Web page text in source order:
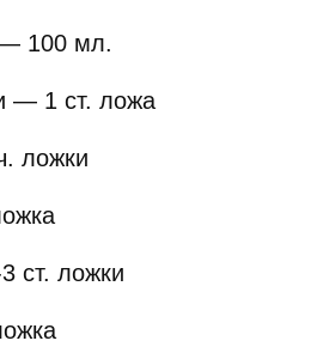
100 мл.
— 1 ст. ложа
ложки
ст. ложки